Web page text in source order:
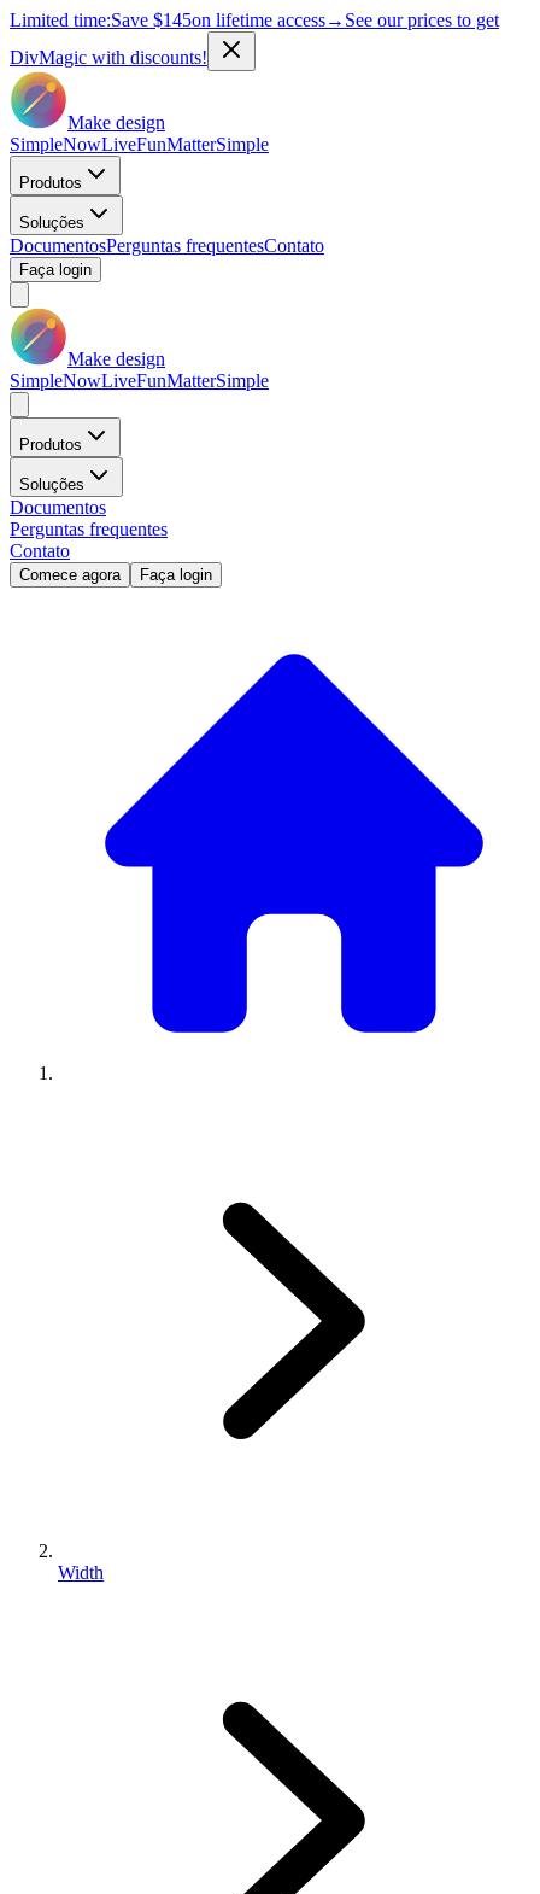
Limited time:Save $145on lifetime access→ See our prices to get
DivMagic with discounts!
Make design
SimpleNowLiveFunMatterSimple
Produtos
Soluções
DocumentosPerguntas frequentesContato
Faça login
Make design
SimpleNowLiveFunMatterSimple
Produtos
Soluções
Documentos
Perguntas frequentes
Contato
Comece agora Faça login
Width